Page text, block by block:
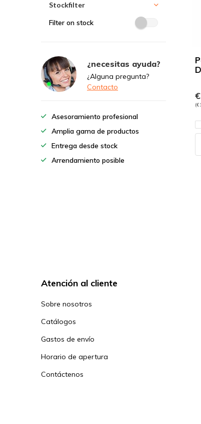
(€
Stockfilter
Filter on stock
¿necesitas ayuda?
¿Alguna pregunta?
Contacto
Asesoramiento profesional
Amplia gama de productos
Entrega desde stock
Arrendamiento posible
Atención al cliente
Sobre nosotros
Catálogos
Gastos de envío
Horario de apertura
Contáctenos